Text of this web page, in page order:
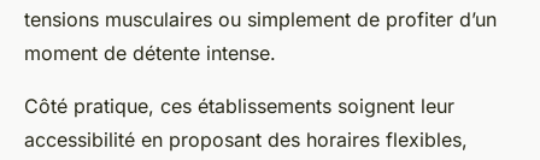
tensions musculaires ou simplement de profiter d’un
moment de détente intense.
Côté pratique, ces établissements soignent leur
accessibilité en proposant des horaires flexibles,